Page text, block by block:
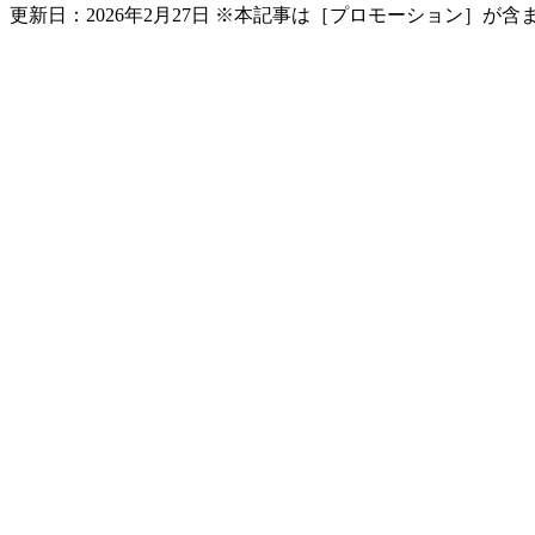
更新日： 2026年2月27日 ※本記事は［プロモーション］が含